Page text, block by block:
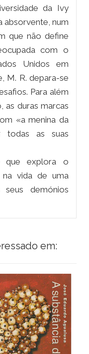
da Ivy
absorvente, num
que não define
com o
Unidos em
M. R. depara-se
Para além
as duras marcas
«a menina da
todas as suas
que explora o
vida de uma
demónios
em: